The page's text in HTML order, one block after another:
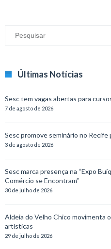
Últimas Notícias
Sesc tem vagas abertas para
7 de agosto de 2026
Sesc promove seminário no
3 de agosto de 2026
Sesc marca presença na “Expo
Comércio se Encontram”
30 de julho de 2026
Aldeia do Velho Chico movimenta
artísticas
29 de julho de 2026